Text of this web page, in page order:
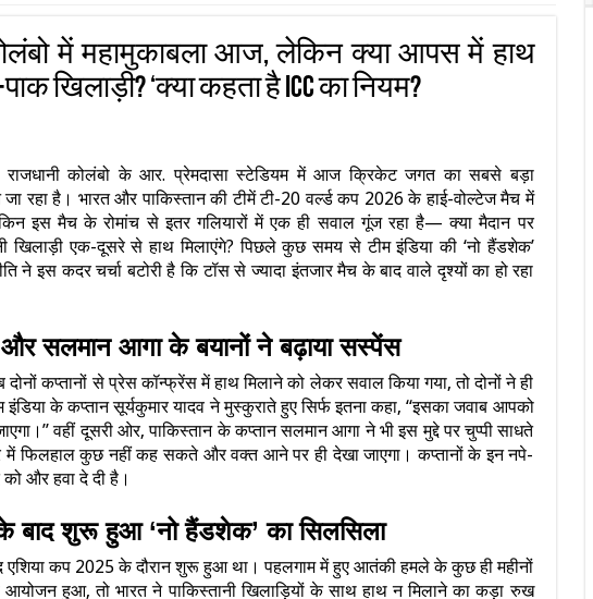
कोलंबो में महामुकाबला आज, लेकिन क्या आपस में हाथ
खिलाड़ी? ‘क्या कहता है ICC का नियम?
राजधानी कोलंबो के आर. प्रेमदासा स्टेडियम में आज क्रिकेट जगत का सबसे बड़ा
जा रहा है। भारत और पाकिस्तान की टीमें टी-20 वर्ल्ड कप 2026 के हाई-वोल्टेज मैच में
इस मैच के रोमांच से इतर गलियारों में एक ही सवाल गूंज रहा है— क्या मैदान पर
खिलाड़ी एक-दूसरे से हाथ मिलाएंगे? पिछले कुछ समय से टीम इंडिया की ‘नो हैंडशेक’
ने इस कदर चर्चा बटोरी है कि टॉस से ज्यादा इंतजार मैच के बाद वाले दृश्यों का हो रहा
और सलमान आगा के बयानों ने बढ़ाया सस्पेंस
दोनों कप्तानों से प्रेस कॉन्फ्रेंस में हाथ मिलाने को लेकर सवाल किया गया, तो दोनों ने ही
के कप्तान सूर्यकुमार यादव ने मुस्कुराते हुए सिर्फ इतना कहा, “इसका जवाब आपको
वहीं दूसरी ओर, पाकिस्तान के कप्तान सलमान आगा ने भी इस मुद्दे पर चुप्पी साधते
में फिलहाल कुछ नहीं कह सकते और वक्त आने पर ही देखा जाएगा। कप्तानों के इन नपे-
और हवा दे दी है।
बाद शुरू हुआ ‘नो हैंडशेक’ का सिलसिला
एशिया कप 2025 के दौरान शुरू हुआ था। पहलगाम में हुए आतंकी हमले के कुछ ही महीनों
आयोजन हुआ, तो भारत ने पाकिस्तानी खिलाड़ियों के साथ हाथ न मिलाने का कड़ा रुख